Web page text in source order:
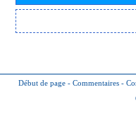
Début de page - Commentaires -